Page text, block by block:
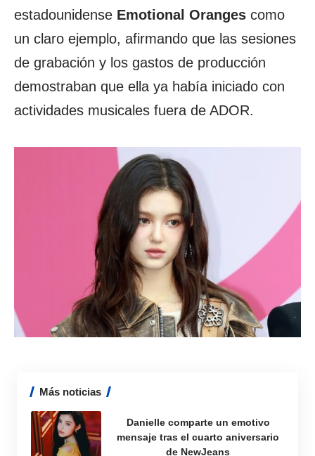
estadounidense Emotional Oranges como
un claro ejemplo, afirmando que las sesiones
de grabación y los gastos de producción
demostraban que ella ya había iniciado con
actividades musicales fuera de ADOR.
Más noticias
Danielle comparte un emotivo
mensaje tras el cuarto aniversario
de NewJeans